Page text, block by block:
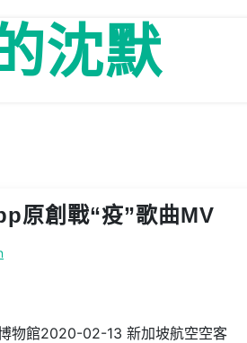
沈默
原創戰“疫”歌曲MV
物館2020-02-13 新加坡航空空客